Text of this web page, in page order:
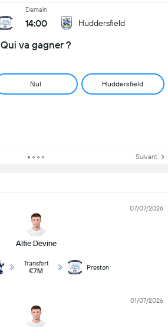
Demain
14:00 Huddersfield
Qui va gagner ?
Nul Huddersfield
Suivant
Alfie Devine
07/07/2026
Transfert
€7M
Preston
01/07/2026